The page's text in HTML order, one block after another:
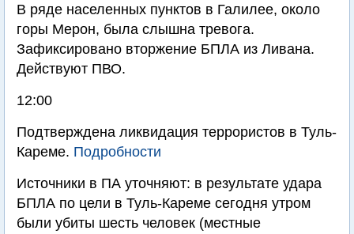
В ряде населенных пунктов в Галилее, около
горы Мерон, была слышна тревога.
Зафиксировано вторжение БПЛА из Ливана.
Действуют ПВО.
12:00
Подтверждена ликвидация террористов в Туль-
Кареме. Подробности
Источники в ПА уточняют: в результате удара
БПЛА по цели в Туль-Кареме сегодня утром
были убиты шесть человек (местные